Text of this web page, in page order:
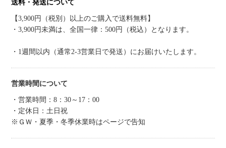
送料・発送について
【3,900円（税別）以上のご購入で送料無料】
・3,900円未満は、全国一律：500円（税込）となります。
・1週間以内（通常2-3営業日で発送）にお届けいたします。
営業時間について
・営業時間：8：30～17：00
・定休日：土日祝
※ＧＷ・夏季・冬季休業時はページで告知